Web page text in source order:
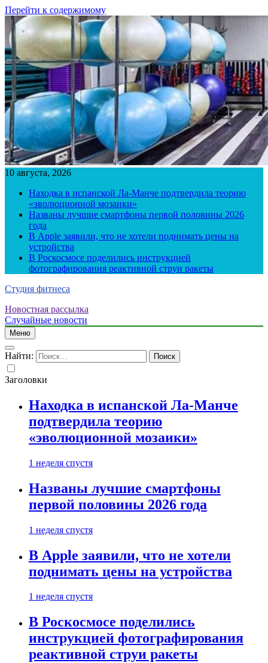
Перейти к содержимому
10 августа, 2026
Находка в испанской Ла-Манче подтвердила теорию
«эволюционной мозаики»
Названы лучшие смартфоны первой половины 2026
года
В Apple заявили, что не хотели поднимать цены на
устройства
В Роскосмосе поделились инструкцией
фотографирования реактивной струи ракеты
Студия фитнеса
Новостная рассылка
Случайные новости
Меню
Найти:
Заголовки
Находка в испанской Ла-Манче
подтвердила теорию
«эволюционной мозаики»
1 неделя спустя
Названы лучшие смартфоны
первой половины 2026 года
1 неделя спустя
В Apple заявили, что не хотели
поднимать цены на устройства
1 неделя спустя
В Роскосмосе поделились
инструкцией фотографирования
реактивной струи ракеты